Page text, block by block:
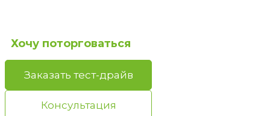
Хочу поторговаться
Заказать тест-драйв
Консультация